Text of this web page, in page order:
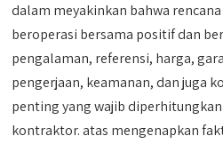
dalam meyakinkan bahwa
beroperasi bersama positif dan
pengalaman, referensi, harga,
pengerjaan, keamanan, dan juga
penting yang wajib
kontraktor. atas mengenapkan